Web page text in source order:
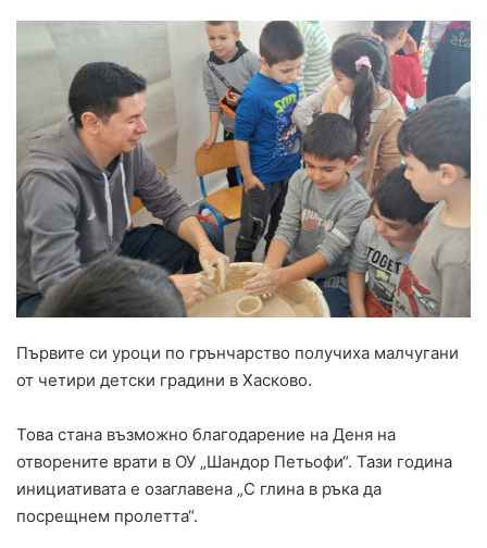
Първите си уроци по грънчарство получиха малчугани
от четири детски градини в Хасково.
Това стана възможно благодарение на Деня на
отворените врати в ОУ „Шандор Петьофи“. Тази година
инициативата е озаглавена „С глина в ръка да
посрещнем пролетта“.